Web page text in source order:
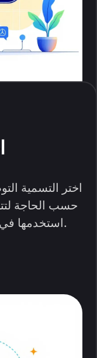
اختر التسمية
حسب الحاجة
استخدمها في الفيديو لتحقيق التأثير الأمثل.